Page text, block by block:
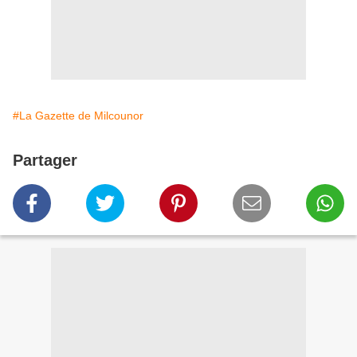
#La Gazette de Milcounor
Partager